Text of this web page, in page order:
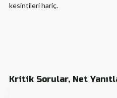
kesintileri hariç.
Kritik Sorular, Net